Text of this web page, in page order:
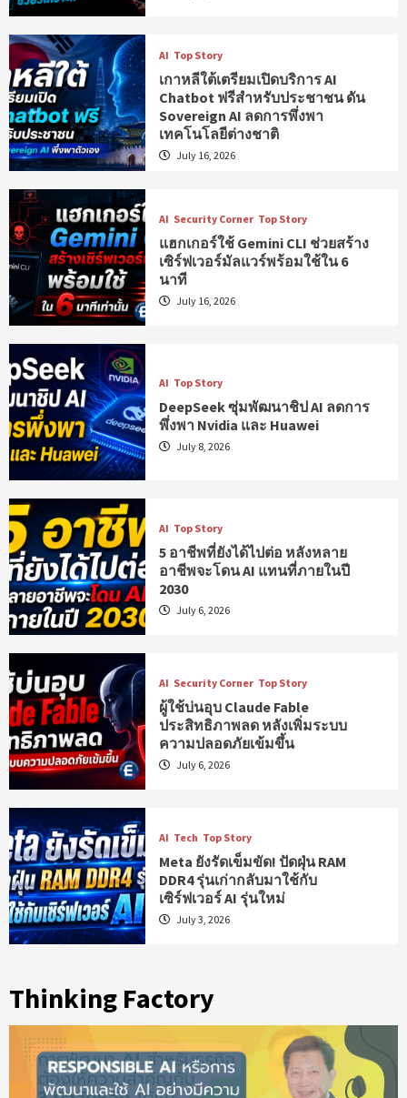
AI Top Story
เกาหลีใต้เตรียมเปิดบริการ AI
Chatbot ฟรีสำหรับประชาชน ดัน
Sovereign AI ลดการพึ่งพา
เทคโนโลยีต่างชาติ
July 16, 2026
AI Security Corner Top Story
แฮกเกอร์ใช้ Gemini CLI ช่วยสร้าง
เซิร์ฟเวอร์มัลแวร์พร้อมใช้ใน 6
นาที
July 16, 2026
AI Top Story
DeepSeek ซุ่มพัฒนาชิป AI ลดการ
พึ่งพา Nvidia และ Huawei
July 8, 2026
AI Top Story
5 อาชีพที่ยังได้ไปต่อ หลังหลาย
อาชีพจะโดน AI แทนที่ภายในปี
2030
July 6, 2026
AI Security Corner Top Story
ผู้ใช้บ่นอุบ Claude Fable
ประสิทธิภาพลด หลังเพิ่มระบบ
ความปลอดภัยเข้มขึ้น
July 6, 2026
AI Tech Top Story
Meta ยังรัดเข็มขัด! ปัดฝุ่น RAM
DDR4 รุ่นเก่ากลับมาใช้กับ
เซิร์ฟเวอร์ AI รุ่นใหม่
July 3, 2026
Thinking Factory